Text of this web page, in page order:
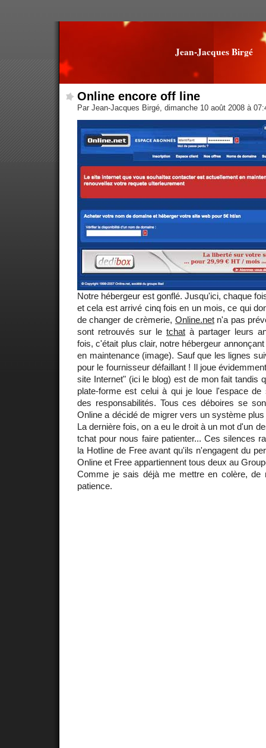
Jean-Jacques Birgé
Online encore off line
Par Jean-Jacques Birgé, dimanche 10 août 2008 à
Notre hébergeur est gonflé. Jusqu'ici, chaque
et cela est arrivé cinq fois en un mois, ce qui
de changer de crèmerie, Online.netn'a pas
sont retrouvés sur le tchat à partager leurs
fois, c'était plus clair, notre hébergeur
en maintenance (image). Sauf que les lignes
pour le fournisseur défaillant ! Il joue
site Internet" (ici le blog) est de mon fait tandis
plate-forme est celui à qui je loue l'espace de
des responsabilités. Tous ces déboires se
Online a décidé de migrer vers un système
La dernière fois, on a eu le droit à un mot d'un
tchat pour nous faire patienter... Ces silences
la Hotline de Free avant qu'ils n'engagent du
Online et Free appartiennent tous deux au
Comme je sais déjà me mettre en colère, de
patience.